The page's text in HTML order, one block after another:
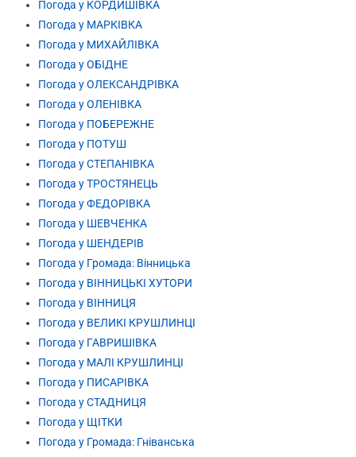
Погода у КОРДИШІВКА
Погода у МАРКІВКА
Погода у МИХАЙЛІВКА
Погода у ОБІДНЕ
Погода у ОЛЕКСАНДРІВКА
Погода у ОЛЕНІВКА
Погода у ПОБЕРЕЖНЕ
Погода у ПОТУШ
Погода у СТЕПАНІВКА
Погода у ТРОСТЯНЕЦЬ
Погода у ФЕДОРІВКА
Погода у ШЕВЧЕНКА
Погода у ШЕНДЕРІВ
Погода у Громада: Вінницька
Погода у ВІННИЦЬКІ ХУТОРИ
Погода у ВІННИЦЯ
Погода у ВЕЛИКІ КРУШЛИНЦІ
Погода у ГАВРИШІВКА
Погода у МАЛІ КРУШЛИНЦІ
Погода у ПИСАРІВКА
Погода у СТАДНИЦЯ
Погода у ЩІТКИ
Погода у Громада: Гніванська